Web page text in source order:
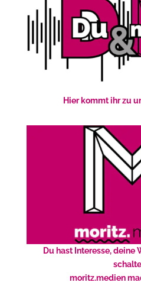
Hier kommt ihr zu
Du hast Interesse, deine
moritz.medien